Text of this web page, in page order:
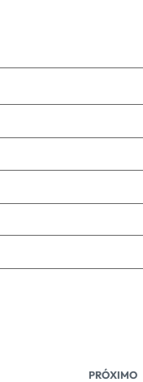
PRÓXIMO